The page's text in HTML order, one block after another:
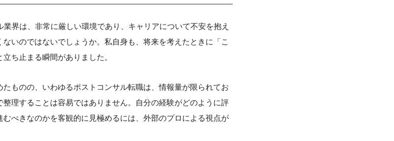
界は、非常に厳しい環境であり、キャリアについて不安を抱え
いのではないでしょうか。私自身も、将来を考えたときに「こ
ち止まる瞬間がありました。
ものの、いわゆるポストコンサル転職は、情報量が限られてお
整理することは容易ではありません。自分の経験がどのように評
べきなのかを客観的に見極めるには、外部のプロによる視点が